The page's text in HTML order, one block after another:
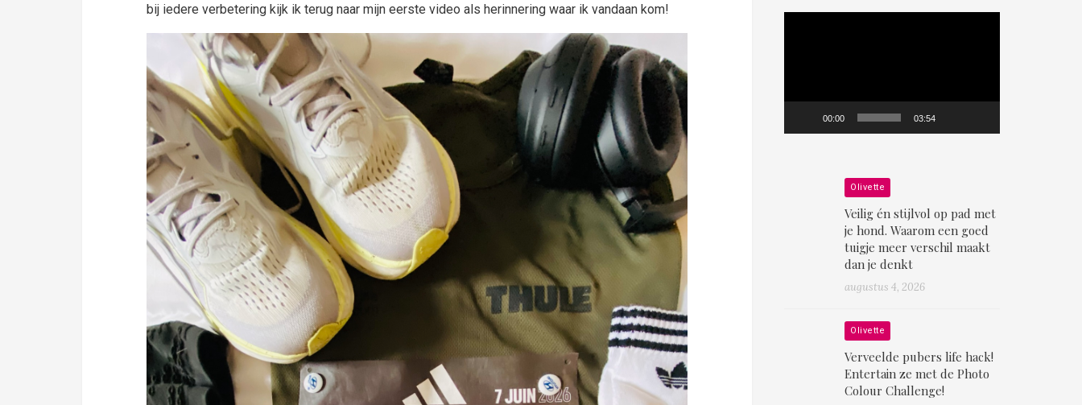
bij iedere verbetering kijk ik terug naar mijn eerste video als herinnering waar ik vandaan kom!
00:00 03:54
Olivette
Veilig én stijlvol op pad met
je hond. Waarom een goed
tuigje meer verschil maakt
dan je denkt
augustus 4, 2026
Olivette
Verveelde pubers life hack!
Entertain ze met de Photo
Colour Challenge!